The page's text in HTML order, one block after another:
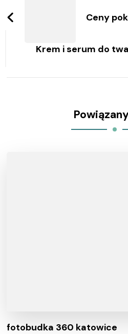
wpisy
Ceny
Krem i serum do
fotobudka 360 katowice